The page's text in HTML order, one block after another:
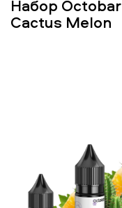
Набор
Cactus Melon